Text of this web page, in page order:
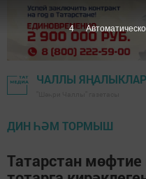
ЧАЛЛЫ
ДИН ҺӘМ ТОРМЫШ
Татарстан мөфтие
2